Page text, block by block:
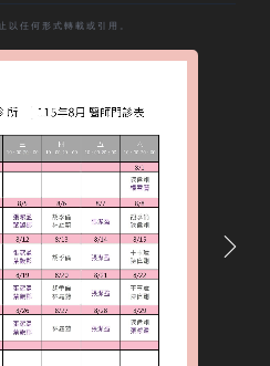
以任何形式轉載或引用。